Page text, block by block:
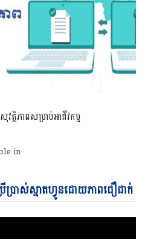
ថិភាពសម្រាប់អាជីវកម្ម
in
ាស់ស្មាតហ្វូនដោយភាពជឿជាក់